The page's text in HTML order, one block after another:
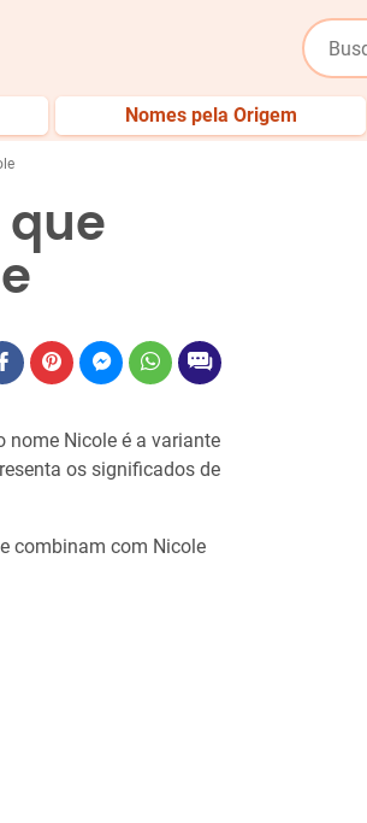
Nomes pela Origem
nome Nicole é a variante
os significados de
combinam com Nicole